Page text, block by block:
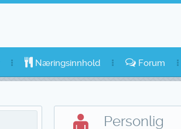
Næringsinnhold Forum
Personlig